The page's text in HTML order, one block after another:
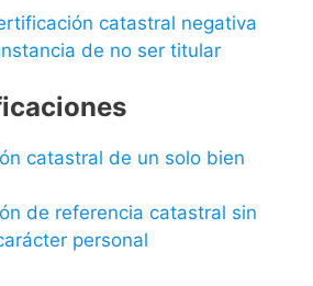
catastral negativa
de no ser titular
catastral de un solo bien
de referencia catastral sin
personal